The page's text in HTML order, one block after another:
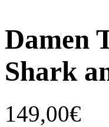
Damen
Shark
149,00€